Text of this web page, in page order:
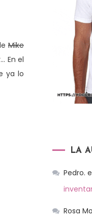
Mike
En el
ya lo
LA
Pedro.
Rosa